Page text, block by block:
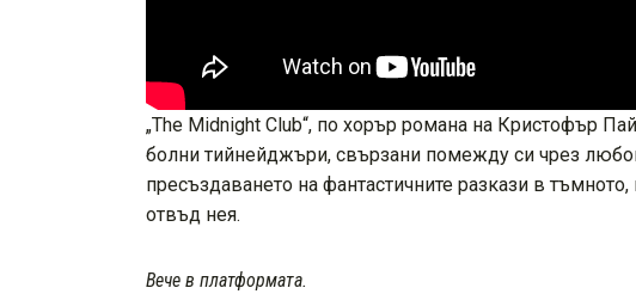
„The Midnight Club“, по хорър романа на Кристофър
болни тийнейджъри, свързани помежду си чрез
пресъздаването на фантастичните разкази в
отвъд нея.
Вече в платформата.